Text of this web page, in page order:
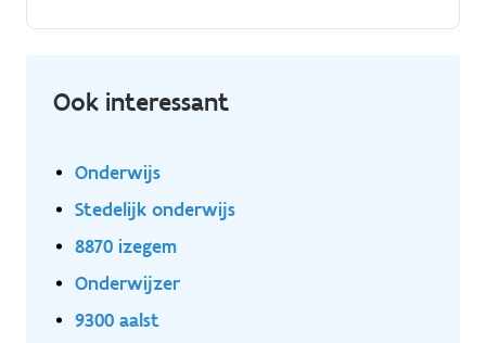
volgens routeplan.
Ook interessant
Onderwijs
Stedelijk onderwijs
8870 izegem
Onderwijzer
9300 aalst